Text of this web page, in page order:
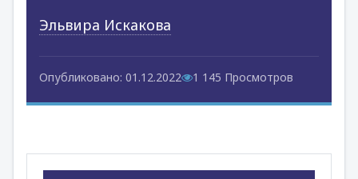
Эльвира Искакова
Опубликовано: 01.12.2022 1 145 Просмотров